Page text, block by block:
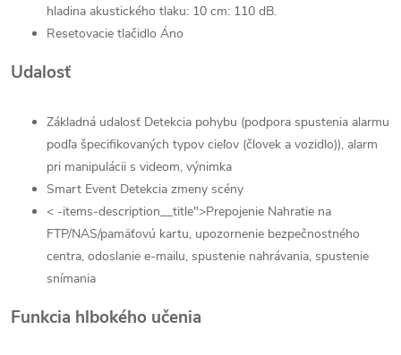
hladina akustického tlaku: 10 cm: 110 dB.
Resetovacie tlačidlo Áno
Udalosť
Základná udalosť Detekcia pohybu (podpora spustenia alarmu
podľa špecifikovaných typov cieľov (človek a vozidlo)), alarm
pri manipulácii s videom, výnimka
Smart Event Detekcia zmeny scény
< -items-description__title">Prepojenie Nahratie na
FTP/NAS/pamäťovú kartu, upozornenie bezpečnostného
centra, odoslanie e-mailu, spustenie nahrávania, spustenie
snímania
Funkcia hlbokého učenia